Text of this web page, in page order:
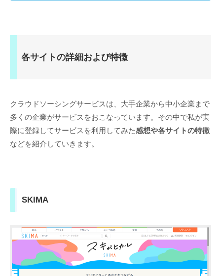
各サイトの詳細および特徴
クラウドソーシングサービスは、大手企業から中小企業まで
多くの企業がサービスをおこなっています。その中で私が実
際に登録してサービスを利用してみた感想や各サイトの特徴
などを紹介していきます。
SKIMA